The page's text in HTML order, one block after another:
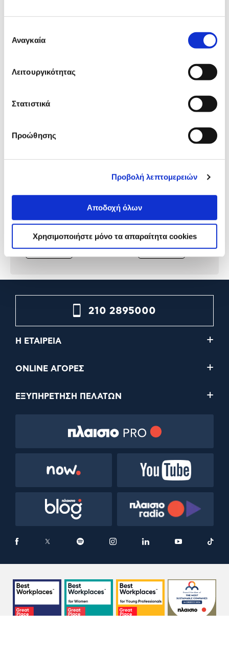
συγκατάθεσης
Αναγκαία
Λειτουργικότητας
Στατιστικά
Προώθησης
Προβολή λεπτομερειών
Αποδοχή όλων
Χρησιμοποιήστε μόνο τα απαραίτητα cookies
παρουσιάζουμε.
Checkered Cherries
Προσθήκη
Ακαδημαϊκό Ημερολόγιο
Paisley
Προσθήκη
210 2895000
Η ΕΤΑΙΡΕΙΑ
ONLINE ΑΓΟΡΕΣ
ΕΞΥΠΗΡΕΤΗΣΗ ΠΕΛΑΤΩΝ